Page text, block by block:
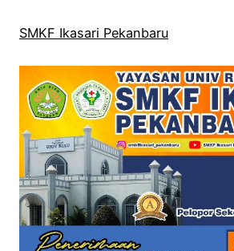
SMKF Ikasari Pekanbaru